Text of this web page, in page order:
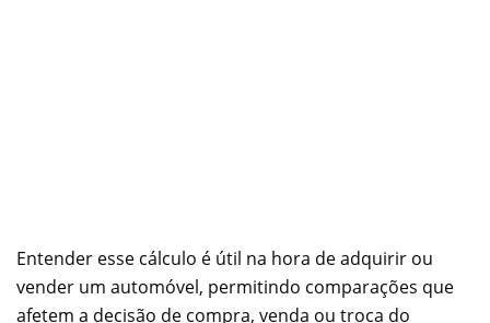
Entender esse cálculo é útil na hora de adquirir ou
vender um automóvel, permitindo comparações que
afetem a decisão de compra, venda ou troca do